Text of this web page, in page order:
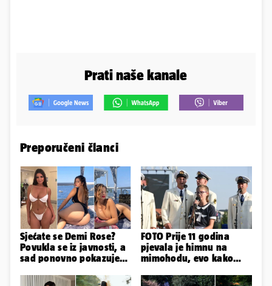
Prati naše kanale
Preporučeni članci
Sjećate se Demi Rose?
Povukla se iz javnosti, a
sad ponovno pokazuje
FOTO Prije 11 godina
pjevala je himnu na
mimohodu, evo kako
Negovetić